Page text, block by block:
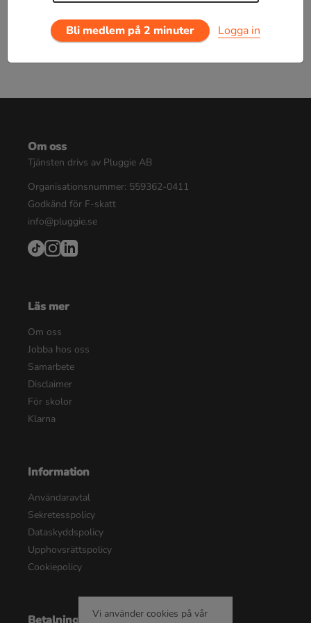
Bli medlem på 2 minuter Logga in
Om oss
Tjänsten drivs av Pluggie AB
Organisationsnummer: 559362-0411
Godkänd för F-skatt
info@pluggie.se
Läs mer
Om oss
Jobba hos oss
Samarbete
Disclaimer
För skolor
Klarna
Information
Användaravtal
Sekretesspolicy
Dataskyddspolicy
Upphovsrättspolicy
Cookiepolicy
BetalningsalternativVi använder cookies på vår